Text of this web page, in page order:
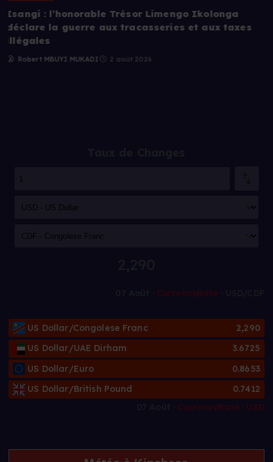
Bas-Uélé/Dialogue en RDC : le gouverneur Mike-
David Mokeni, fixe la ligne rouge à ne pas
franchir
Robert MBUYI MUKADI 31 juillet 2026
CurrencyRate
US Dollar/Congolese Franc
2,290
US Dollar/UAE Dirham
3.6725
US Dollar/Euro
0.8653
US Dollar/British Pound
0.7412
CurrencyRate USD